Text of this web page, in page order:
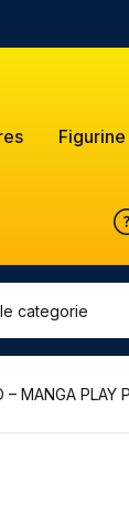
Figurine
MANGA PLAY